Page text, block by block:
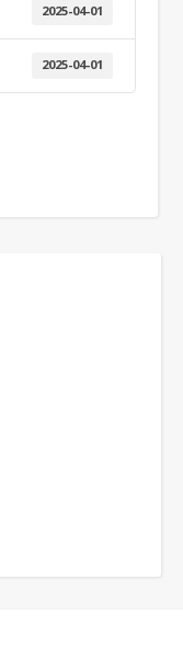
2025-04-01
2025-04-01